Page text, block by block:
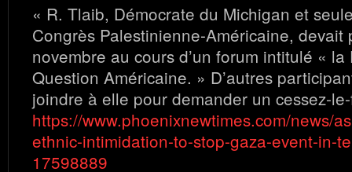
« R. Tlaib, Démocrate du Michigan et
Congrès Palestinienne-Américaine, devait
novembre au cours d’un forum intitulé «
Question Américaine. » D’autres
joindre à elle pour demander un cessez-
https://www.phoenixnewtimes.com/news/
ethnic-intimidation-to-stop-gaza-event-in-
17598889